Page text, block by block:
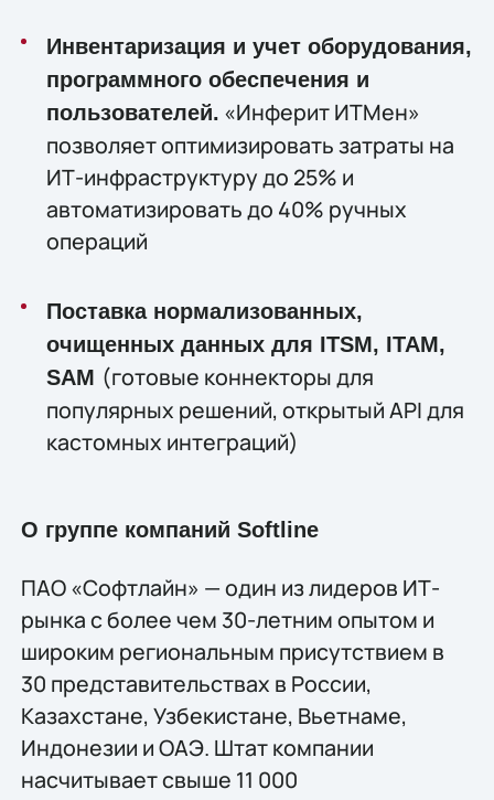
Инвентаризация и учет оборудования,
программного обеспечения и
пользователей. «Инферит ИТМен»
позволяет оптимизировать затраты на
ИТ-инфраструктуру до 25% и
автоматизировать до 40% ручных
операций
Поставка нормализованных,
очищенных данных для ITSM, ITAM,
SAM (готовые коннекторы для
популярных решений, открытый API для
кастомных интеграций)
О группе компаний Softline
ПАО «Софтлайн» — один из лидеров ИТ-
рынка с более чем 30-летним опытом и
широким региональным присутствием в
30 представительствах в России,
Казахстане, Узбекистане, Вьетнаме,
Индонезии и ОАЭ. Штат компании
насчитывает свыше 11 000